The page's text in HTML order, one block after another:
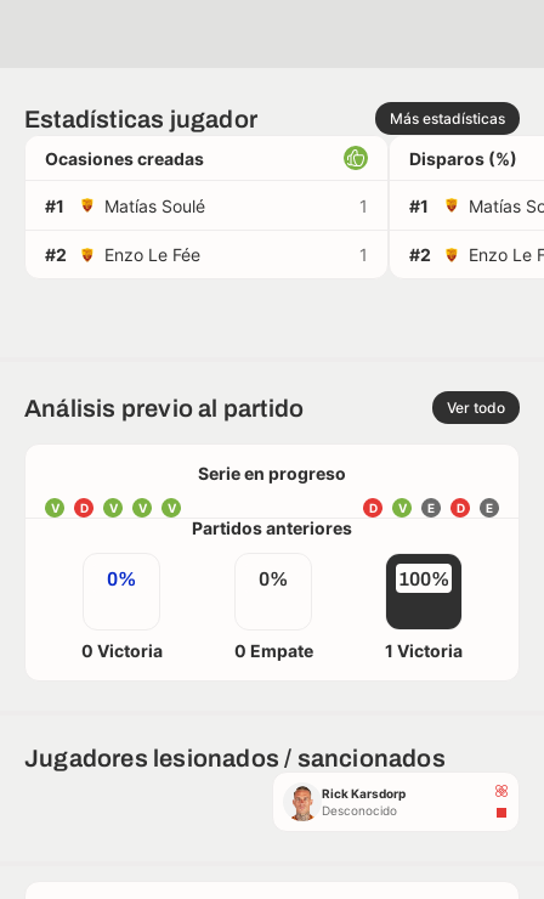
Estadísticas jugador Más estadísticas
Ocasiones creadas
#1 Matías Soulé 1
#2 Enzo Le Fée 1
Disparos (%)
#1 Matías
#2 Enzo Le
Análisis previo al partido Ver todo
Serie en progreso
V D V V V E
D
E
V
D
Partidos anteriores
0%
0 Victoria
0%
0 Empate
100%
1 Victoria
Jugadores lesionados / sancionados
Rick Karsdorp
Desconocido